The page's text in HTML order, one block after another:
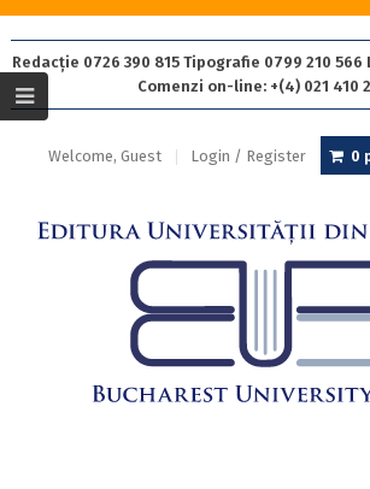
Redacție 0726 390 815 Tipografie 0799 210 566
Comenzi on-line: +(4) 021 410
Welcome, Guest Login / Register 0